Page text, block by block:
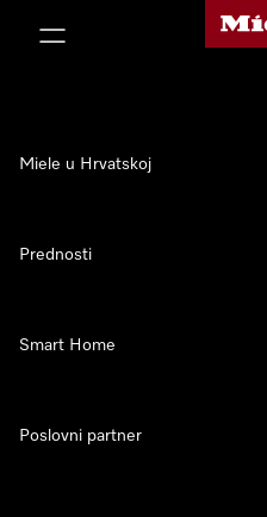
Miele
Miele u Hrvatskoj
Prednosti
Smart Home
Poslovni partner